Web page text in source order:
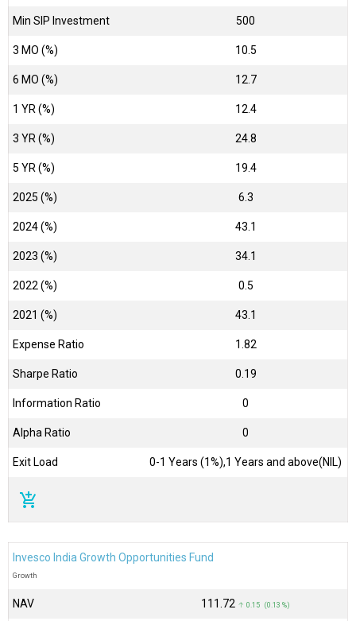
Min SIP Investment 500
3 MO (%) 10.5
6 MO (%) 12.7
1 YR (%) 12.4
3 YR (%) 24.8
5 YR (%) 19.4
2025 (%) 6.3
2024 (%) 43.1
2023 (%) 34.1
2022 (%) 0.5
2021 (%) 43.1
Expense Ratio 1.82
Sharpe Ratio 0.19
Information Ratio 0
Alpha Ratio 0
Exit Load 0-1 Years (1%),1 Years and above(NIL)
add_shopping_cart
Invesco India Growth Opportunities Fund
Growth
NAV ₹111.72 ↑ 0.15 (0.13 %)